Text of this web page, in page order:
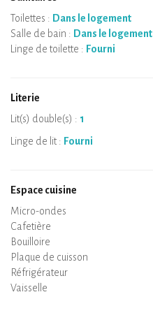
Toilettes : Dans le logement
Salle de bain : Dans le logement
Linge de toilette : Fourni
Literie
Lit(s) double(s) : 1
Linge de lit : Fourni
Espace cuisine
Micro-ondes
Cafetière
Bouilloire
Plaque de cuisson
Four
Réfrigérateur
Vaisselle